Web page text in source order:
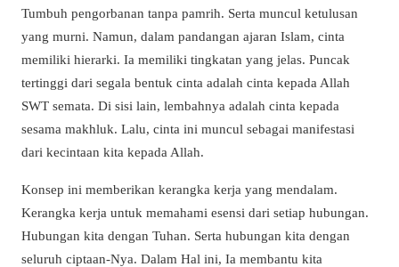
Tumbuh pengorbanan tanpa pamrih. Serta muncul ketulusan
yang murni. Namun, dalam pandangan ajaran Islam, cinta
memiliki hierarki. Ia memiliki tingkatan yang jelas. Puncak
tertinggi dari segala bentuk cinta adalah cinta kepada Allah
SWT semata. Di sisi lain, lembahnya adalah cinta kepada
sesama makhluk. Lalu, cinta ini muncul sebagai manifestasi
dari kecintaan kita kepada Allah.
Konsep ini memberikan kerangka kerja yang mendalam.
Kerangka kerja untuk memahami esensi dari setiap hubungan.
Hubungan kita dengan Tuhan. Serta hubungan kita dengan
seluruh ciptaan-Nya. Dalam Hal ini, Ia membantu kita